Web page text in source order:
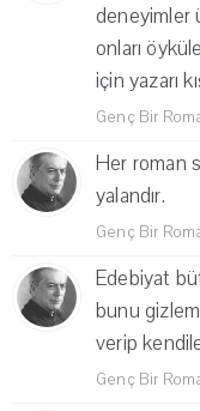
deneyimler
onları
için yazarı
Genç Bir
Her roman
yalandır.
Genç Bir
Edebiyat
bunu
verip
Genç Bir